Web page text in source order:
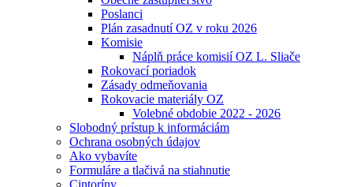
Poslanci
Plán zasadnutí OZ v roku 2026
Komisie
Náplň práce komisií OZ L. Sliače
Rokovací poriadok
Zásady odmeňovania
Rokovacie materiály OZ
Volebné obdobie 2022 - 2026
Slobodný prístup k informáciám
Ochrana osobných údajov
Ako vybavíte
Formuláre a tlačivá na stiahnutie
Cintoríny